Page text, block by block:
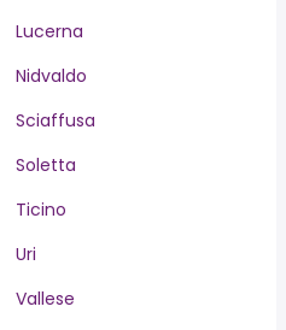
Lucerna
Nidvaldo
Sciaffusa
Soletta
Ticino
Uri
Vallese